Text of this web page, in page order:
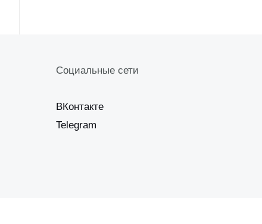
Социальные сети
ВКонтакте
Telegram